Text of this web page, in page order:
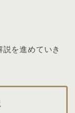
を進めていき